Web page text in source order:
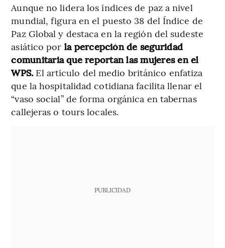
Aunque no lidera los índices de paz a nivel
mundial, figura en el puesto 38 del Índice de
Paz Global y destaca en la región del sudeste
asiático por la percepción de seguridad
comunitaria que reportan las mujeres en el
WPS. El artículo del medio británico enfatiza
que la hospitalidad cotidiana facilita llenar el
“vaso social” de forma orgánica en tabernas
callejeras o tours locales.
PUBLICIDAD